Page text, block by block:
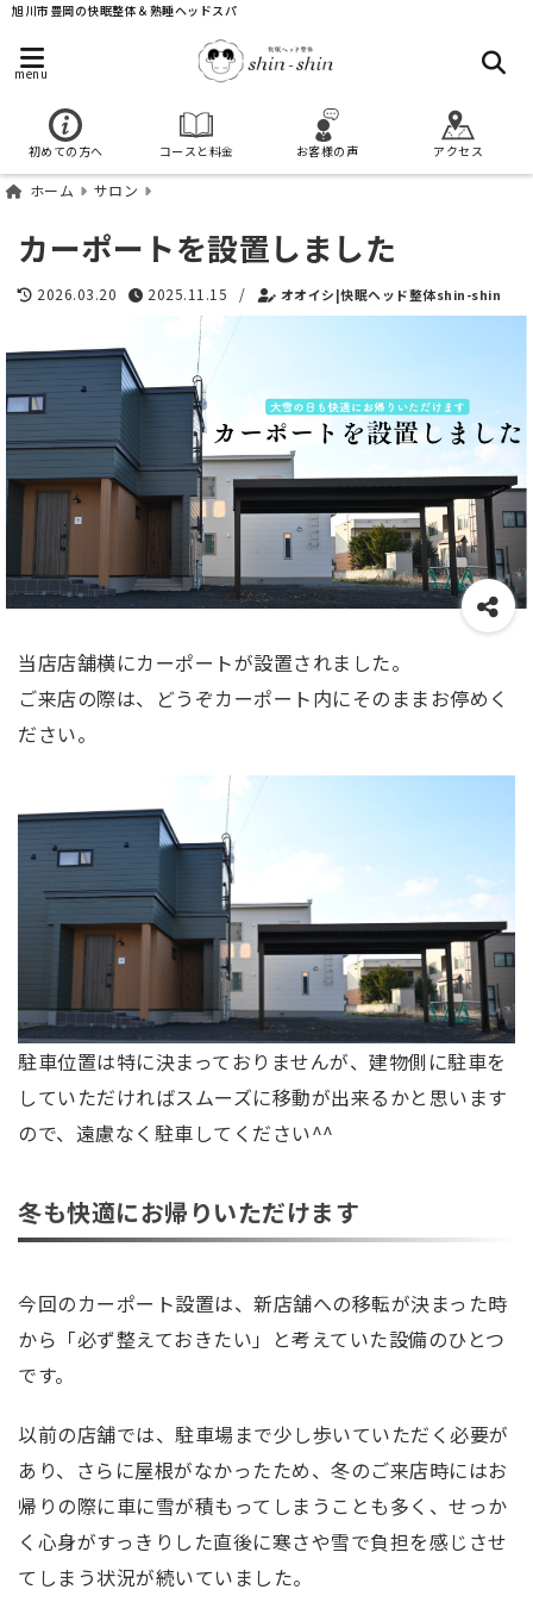
旭川市豊岡の快眠整体＆熟睡ヘッドスパ
menu
初めての方へ コースと料金 お客様の声 アクセス
ホーム サロン
カーポートを設置しました
2026.03.20 2025.11.15 / オオイシ|快眠ヘッド整体shin-shin
当店店舗横にカーポートが設置されました。
ご来店の際は、どうぞカーポート内にそのままお停めく
ださい。
駐車位置は特に決まっておりませんが、建物側に駐車を
していただければスムーズに移動が出来るかと思います
ので、遠慮なく駐車してください^^
冬も快適にお帰りいただけます
今回のカーポート設置は、新店舗への移転が決まった時
から「必ず整えておきたい」と考えていた設備のひとつ
です。
以前の店舗では、駐車場まで少し歩いていただく必要が
あり、さらに屋根がなかったため、冬のご来店時にはお
帰りの際に車に雪が積もってしまうことも多く、せっか
く心身がすっきりした直後に寒さや雪で負担を感じさせ
てしまう状況が続いていました。